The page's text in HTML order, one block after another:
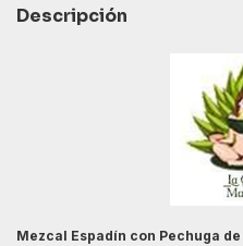
Descripción
Mezcal Espadín con Pechuga